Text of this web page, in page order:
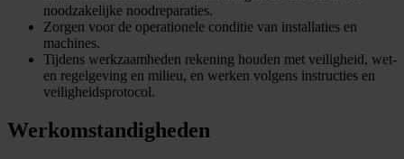
noodzakelijke noodreparaties.
Zorgen voor de operationele conditie van installaties en
machines.
Tijdens werkzaamheden rekening houden met veiligheid, wet-
en regelgeving en milieu, en werken volgens instructies en
veiligheidsprotocol.
Werkomstandigheden